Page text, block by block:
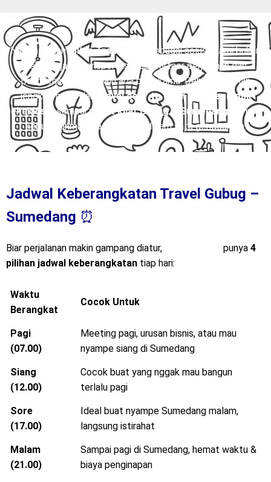
Nah, di sinilah Mitra Trans
hadir sebagai solusi. Kami bukan
sekadar jasa transportasi, tapi partner perjalanan dan
pengiriman yang selalu ada buat kamu. Dengan layanan
lengkap mulai dari
travel door to door,
charter mobil
eksklusif
, sampaipaket kilat Gubug – Sumedang , semua
kebutuhanmu bisa terpenuhi dalam satu genggaman.
Jadwal Keberangkatan Travel Gubug –
Sumedang ⏰
Biar perjalanan makin gampang diatur, punya 4
pilihan jadwal keberangkatan tiap hari:
Waktu
Berangkat
Cocok Untuk
Pagi
(07.00)
Meeting pagi, urusan bisnis, atau mau
nyampe siang di Sumedang
Siang
(12.00)
Cocok buat yang nggak mau bangun
terlalu pagi
Sore
(17.00)
Ideal buat nyampe Sumedang malam,
langsung istirahat
Malam
(21.00)
Sampai pagi di Sumedang, hemat waktu &
biaya penginapan